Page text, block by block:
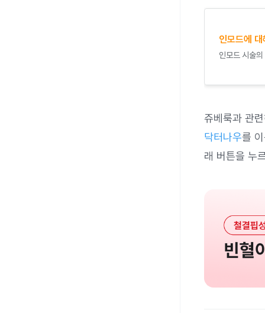
인모드에
인모드 시술
쥬베룩과 관
닥터나우를
래 버튼을 누